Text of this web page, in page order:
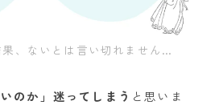
果、ないとは言い切れません…
のか」迷ってしまう と思いま